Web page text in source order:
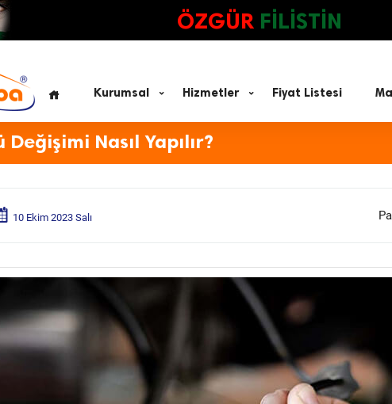
ÖZGÜR FİLİSTİN
Kurumsal Hizmetler Fiyat Listesi
Değişimi Nasıl Yapılır?
10 Ekim 2023 Salı